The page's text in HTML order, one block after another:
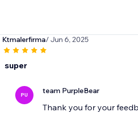
Ktmalerfirma/ Jun 6, 2025
super
PU team PurpleBear